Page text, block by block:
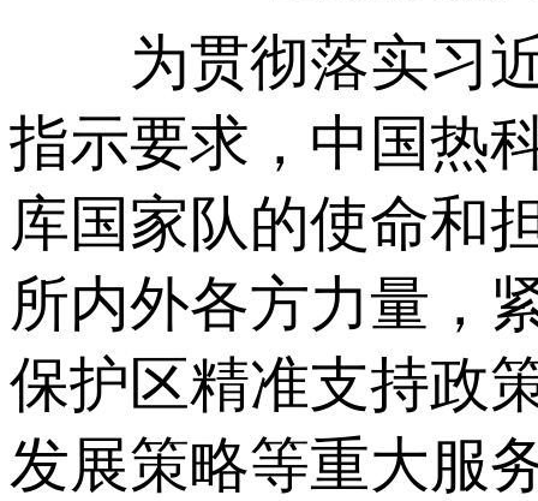
为贯彻落实习近
指示要求，中国热
库国家队的使命和
所内外各方力量，
保护区精准支持政
发展策略等重大服